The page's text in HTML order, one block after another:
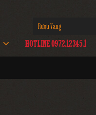
Rượu Vang
HOTLINE 0972.12345.1